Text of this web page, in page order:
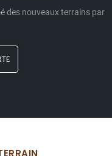
des nouveaux terrains par